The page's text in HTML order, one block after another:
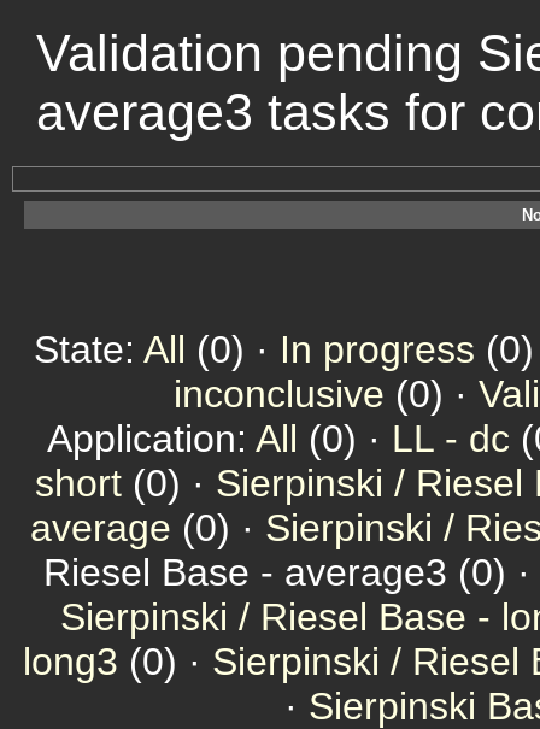
Validation pending
average3 tasks for
State: All (0) · In progress
inconclusive (0) ·
Application: All (0) · LL - dc
short (0) · Sierpinski / Riesel
average (0) · Sierpinski /
Riesel Base - average3 (0) ·
Sierpinski / Riesel Base -
long3 (0) · Sierpinski / Riesel
· Sierpinski